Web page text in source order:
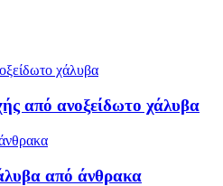
από ανοξείδωτο χάλυβα
από άνθρακα